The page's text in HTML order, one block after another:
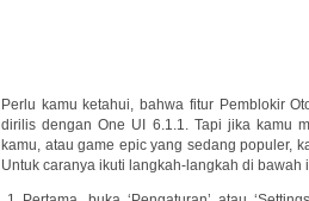
Perlu kamu ketahui, bahwa fitur Pemblokir
dirilis dengan One UI 6.1.1. Tapi jika kamu
kamu, atau game epic yang sedang populer,
Untuk caranya ikuti langkah-langkah di bawah